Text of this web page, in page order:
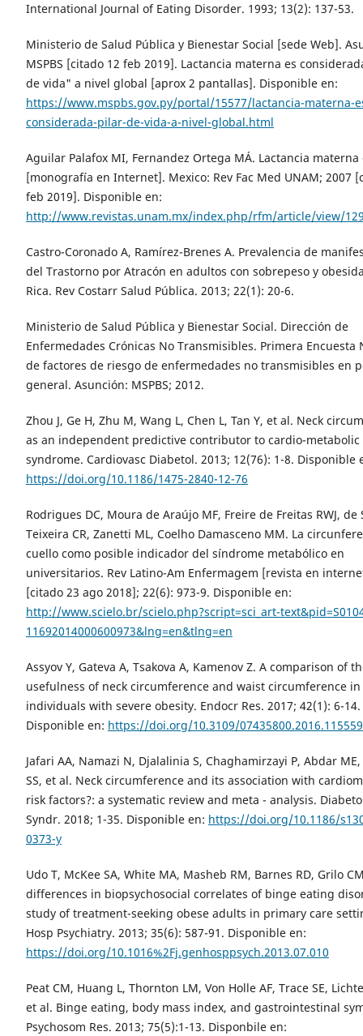
International Journal of Eating Disorder. 1993; 13(2): 137-53.
Ministerio de Salud Pública y Bienestar Social [sede Web].
MSPBS [citado 12 feb 2019]. Lactancia materna es
de vida" a nivel global [aprox 2 pantallas]. Disponible en:
https://www.mspbs.gov.py/portal/15577/lactancia-materna-
considerada-pilar-de-vida-a-nivel-global.html
Aguilar Palafox MI, Fernandez Ortega MÁ. Lactancia materna
[monografía en Internet]. Mexico: Rev Fac Med UNAM; 2007
feb 2019]. Disponible en:
http://www.revistas.unam.mx/index.php/rfm/article/view/
Castro-Coronado A, Ramírez-Brenes A. Prevalencia de
del Trastorno por Atracón en adultos con sobrepeso y
Rica. Rev Costarr Salud Pública. 2013; 22(1): 20-6.
Ministerio de Salud Pública y Bienestar Social. Dirección de
Enfermedades Crónicas No Transmisibles. Primera Encuesta
de factores de riesgo de enfermedades no transmisibles en
general. Asunción: MSPBS; 2012.
Zhou J, Ge H, Zhu M, Wang L, Chen L, Tan Y, et al. Neck
as an independent predictive contributor to cardio-metabolic
syndrome. Cardiovasc Diabetol. 2013; 12(76): 1-8. Disponible
https://doi.org/10.1186/1475-2840-12-76
Rodrigues DC, Moura de Araújo MF, Freire de Freitas RWJ, de
Teixeira CR, Zanetti ML, Coelho Damasceno MM. La
cuello como posible indicador del síndrome metabólico en
universitarios. Rev Latino-Am Enfermagem [revista en
[citado 23 ago 2018]; 22(6): 973-9. Disponible en:
http://www.scielo.br/scielo.php?script=sci_art-
11692014000600973&lng=en&tlng=en
Assyov Y, Gateva A, Tsakova A, Kamenov Z. A comparison of
usefulness of neck circumference and waist circumference in
individuals with severe obesity. Endocr Res. 2017; 42(1): 6-14.
Disponible en: https://doi.org/10.3109/
Jafari AA, Namazi N, Djalalinia S, Chaghamirzayi P, Abdar
SS, et al. Neck circumference and its association with
risk factors?: a systematic review and meta - analysis.
Syndr. 2018; 1-35. Disponible en: https://doi.org/10.1186/
0373-y
Udo T, McKee SA, White MA, Masheb RM, Barnes RD, Grilo
differences in biopsychosocial correlates of binge eating
study of treatment-seeking obese adults in primary care
Hosp Psychiatry. 2013; 35(6): 587-91. Disponible en:
https://doi.org/10.1016%2Fj.genhosppsych.2013.07.010
Peat CM, Huang L, Thornton LM, Von Holle AF, Trace SE,
et al. Binge eating, body mass index, and gastrointestinal
Psychosom Res. 2013; 75(5):1-13. Disponbile en: